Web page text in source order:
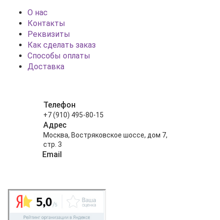
О нас
Контакты
Реквизиты
Как сделать заказ
Способы оплаты
Доставка
Телефон
+7 (910) 495-80-15
Адрес
Москва, Востряковское шоссе, дом 7,
стр. 3
Email